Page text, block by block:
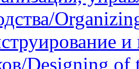
и
Designing of